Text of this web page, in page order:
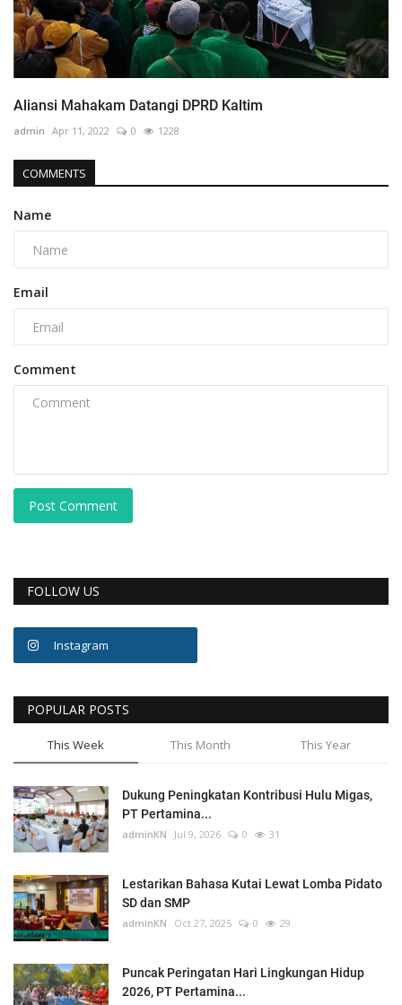
Aliansi Mahakam Datangi DPRD Kaltim
admin Apr 11, 2022 0 1228
COMMENTS
Name
Email
Comment
Post Comment
FOLLOW US
Instagram
POPULAR POSTS
This Week This Month This Year
Dukung Peningkatan Kontribusi Hulu Migas,
PT Pertamina...
adminKN Jul 9, 2026 0 31
Lestarikan Bahasa Kutai Lewat Lomba Pidato
SD dan SMP
adminKN Oct 27, 2025 0 29
Puncak Peringatan Hari Lingkungan Hidup
2026, PT Pertamina...